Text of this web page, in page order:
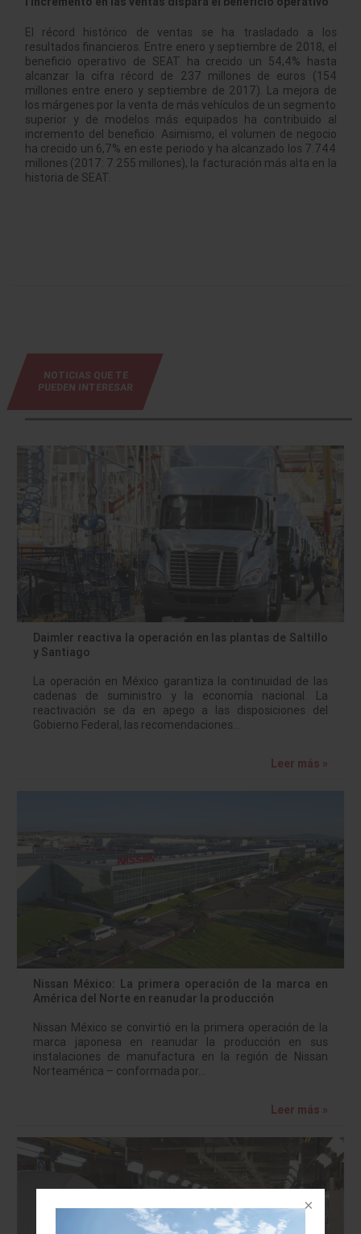
El récord histórico de ventas se ha trasladado a los
resultados financieros. Entre enero y septiembre de 2018, el
beneficio operativo de SEAT ha crecido un 54,4% hasta
alcanzar la cifra récord de 237 millones de euros (154
millones entre enero y septiembre de 2017). La mejora de
los márgenes por la venta de más vehículos de un segmento
superior y de modelos más equipados ha contribuido al
incremento del beneficio. Asimismo, el volumen de negocio
ha crecido un 6,7% en este periodo y ha alcanzado los 7.744
millones (2017: 7.255 millones), la facturación más alta en la
historia de SEAT.
NOTICIAS QUE TE
PUEDEN INTERESAR
Daimler reactiva la operación en las plantas de Saltillo
y Santiago
La operación en México garantiza la continuidad de las
cadenas de suministro y la economía nacional. La
reactivación se da en apego a las disposiciones del
Gobierno Federal, las recomendaciones…
Leer más »
Nissan México: La primera operación de la marca en
América del Norte en reanudar la producción
Nissan México se convirtió en la primera operación de la
marca japonesa en reanudar la producción en sus
instalaciones de manufactura en la región de Nissan
Norteamérica – conformada por…
Leer más »